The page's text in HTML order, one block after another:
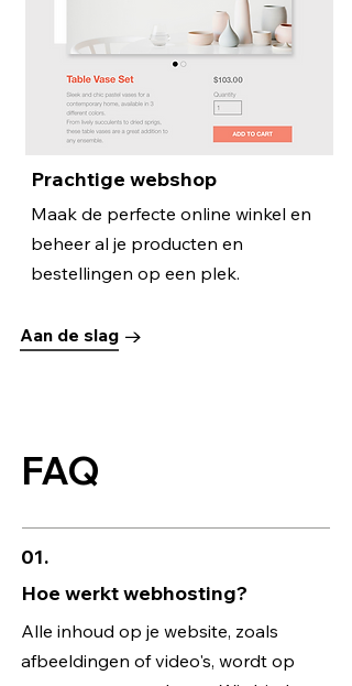
Prachtige webshop
Maak de perfecte online winkel en
beheer al je producten en
bestellingen op een plek.
Aan de slag
FAQ
01.
Hoe werkt webhosting?
Alle inhoud op je website, zoals
afbeeldingen of video's, wordt op